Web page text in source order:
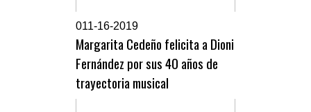
011-16-2019
Margarita Cedeño felicita a Dioni
Fernández por sus 40 años de
trayectoria musical